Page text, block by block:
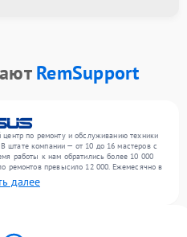
RemSupport
по ремонту и обслуживанию техники
штате компании — от 10 до 16 мастеров с
работы к нам обратились более 10 000
ремонтов превысило 12 000. Ежемесячно в
техники, включая , , . Мы устраняем
стабильный уровень сервиса благодаря
далее